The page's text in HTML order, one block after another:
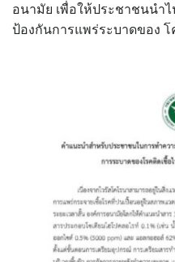
กองสาธารณสุขฯ
ข้อมูลประชากร
ข้อมูลพื้นฐานของศูนย์บริการ
ขั้นตอนการขอรับบริการ
อนามัย เพื่อให้ประชาชนนำ
ป้องกันการแพร่ระบาดของ โ